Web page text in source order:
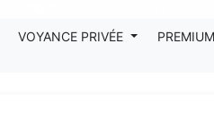
VOYANCE PRIVÉE PREMIUM